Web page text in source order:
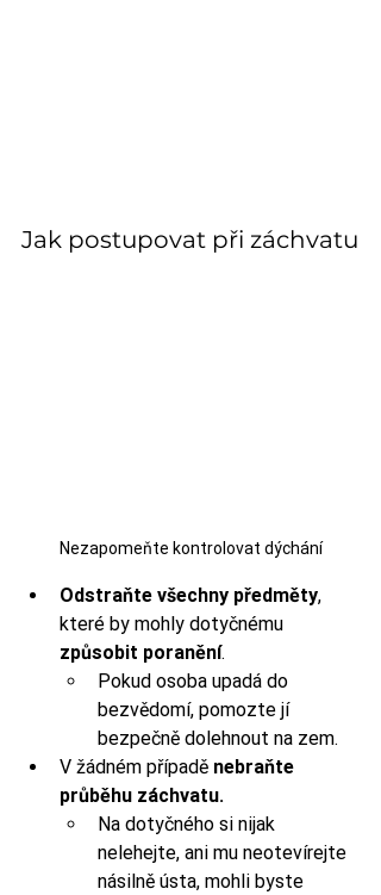
Jak postupovat při záchvatu
Nezapomeňte kontrolovat dýchání
Odstraňte všechny předměty,
které by mohly dotyčnému
způsobit poranění.
Pokud osoba upadá do
bezvědomí, pomozte jí
bezpečně dolehnout na zem.
V žádném případě nebraňte
průběhu záchvatu.
Na dotyčného si nijak
nelehejte, ani mu neotevírejte
násilně ústa, mohli byste